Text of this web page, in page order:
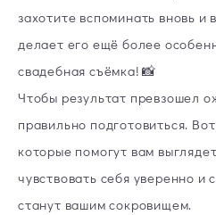
захотите вспоминать вновь и
делает его ещё более
свадебная съёмка! 📸
Чтобы результат превзошел
правильно подготовиться.
которые помогут вам
чувствовать себя уверенно и
станут вашим сокровищем.